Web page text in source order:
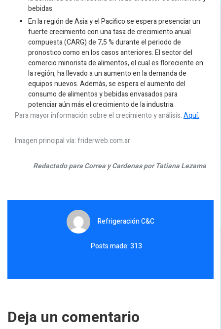
bebidas.
En la región de Asia y el Pacifico se espera presenciar un
fuerte crecimiento con una tasa de crecimiento anual
compuesta (CARG) de 7,5 % durante el periodo de
pronostico como en los casos anteriores. El sector del
comercio minorista de alimentos, el cual es floreciente en
la región, ha llevado a un aumento en la demanda de
equipos nuevos. Además, se espera el aumento del
consumo de alimentos y bebidas envasados para
potenciar aún más el crecimiento de la industria.
Para mayor información sobre el crecimiento y análisis:Aquí.
Imagen principal vía: friderweb.com.ar
Redactado para Correa y Cardenas por Tatiana Lezama
Refrigeración C&C
Posts made: 313
Deja un comentario